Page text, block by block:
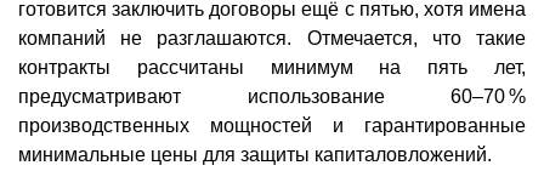
готовится заключить договоры ещё с пятью, хотя имена
компаний не разглашаются. Отмечается, что такие
контракты рассчитаны минимум на пять лет,
предусматривают использование 60–70 %
производственных мощностей и гарантированные
минимальные цены для защиты капиталовложений.